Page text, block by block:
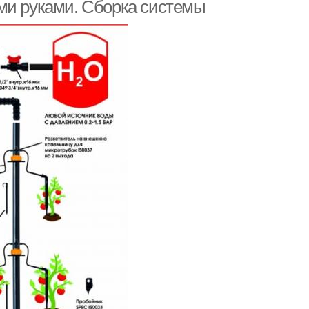
на даче
от водопровода
руками. Сборка системы